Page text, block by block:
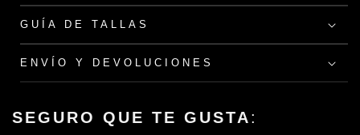
GUÍA DE TALLAS
ENVÍO Y DEVOLUCIONES
SEGURO QUE TE GUSTA: